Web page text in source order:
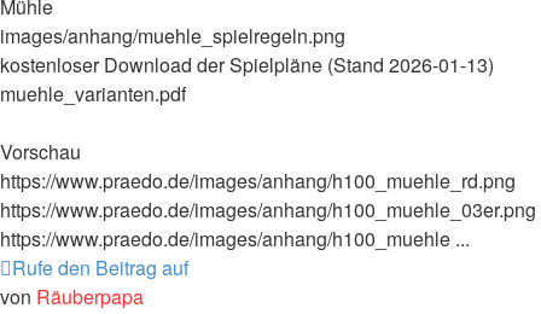
Mühle
images/anhang/muehle_spielregeln.png
kostenloser Download der Spielpläne (Stand 2026-01-13)
muehle_varianten.pdf
Vorschau
https://www.praedo.de/images/anhang/h100_muehle_rd.png
https://www.praedo.de/images/anhang/h100_muehle_03er.png
https://www.praedo.de/images/anhang/h100_muehle ...
Rufe den Beitrag auf
von Räuberpapa